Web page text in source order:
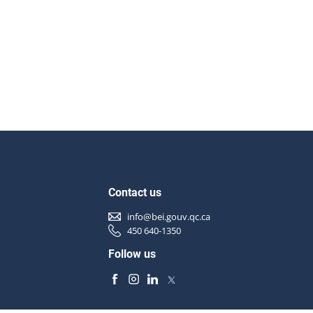
Contact us
info@bei.gouv.qc.ca
450 640-1350
Follow us